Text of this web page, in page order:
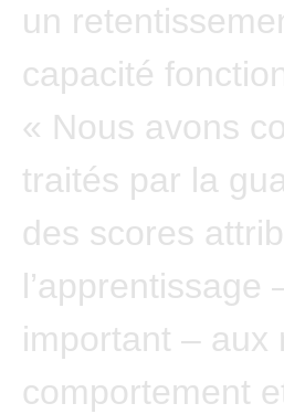
un
capacité
« Nous avons
traités par la
des scores
l’apprentissage
important – aux
comportement